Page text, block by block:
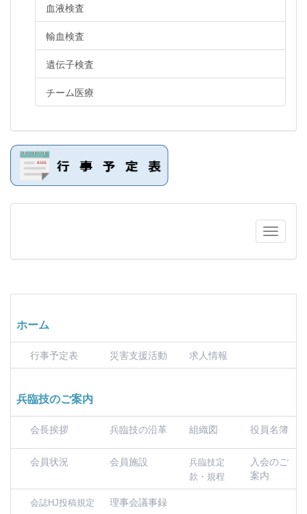
血液検査
輸血検査
遺伝子検査
チーム医療
ホーム
行事予定表 災害支援活動 求人情報
兵臨技のご案内
会長挨拶 兵臨技の沿革 組織図 役員名簿
会員状況 会員施設
兵臨技定
款・規程
入会のご
案内
会誌HJ投稿規定 理事会議事録